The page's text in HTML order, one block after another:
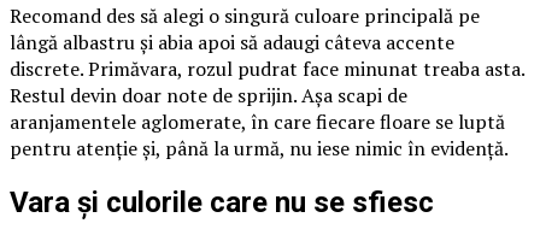
Recomand des să alegi o singură culoare principală pe
lângă albastru și abia apoi să adaugi câteva accente
discrete. Primăvara, rozul pudrat face minunat treaba asta.
Restul devin doar note de sprijin. Așa scapi de
aranjamentele aglomerate, în care fiecare floare se luptă
pentru atenție și, până la urmă, nu iese nimic în evidență.
Vara și culorile care nu se sfiesc